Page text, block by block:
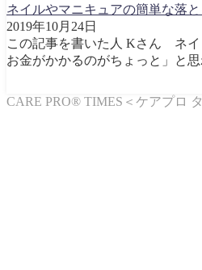
ネイルやマニキュアの簡単な落
2019年10月24日
この記事を書いた人 Kさん ネイ
お金がかかるのがちょっと」と
CARE PRO®︎ TIMES＜ケアプロ